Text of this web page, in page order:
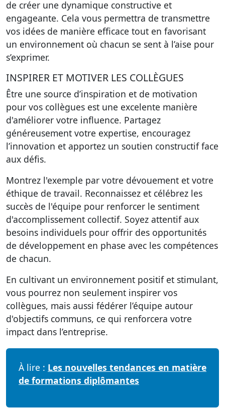
de créer une dynamique constructive et
engageante. Cela vous permettra de transmettre
vos idées de manière efficace tout en favorisant
un environnement où chacun se sent à l’aise pour
s’exprimer.
INSPIRER ET MOTIVER LES COLLÈGUES
Être une source d’inspiration et de motivation
pour vos collègues est une excelente manière
d'améliorer votre influence. Partagez
généreusement votre expertise, encouragez
l’innovation et apportez un soutien constructif face
aux défis.
Montrez l'exemple par votre dévouement et votre
éthique de travail. Reconnaissez et célébrez les
succès de l'équipe pour renforcer le sentiment
d'accomplissement collectif. Soyez attentif aux
besoins individuels pour offrir des opportunités
de développement en phase avec les compétences
de chacun.
En cultivant un environnement positif et stimulant,
vous pourrez non seulement inspirer vos
collègues, mais aussi fédérer l’équipe autour
d'objectifs communs, ce qui renforcera votre
impact dans l’entreprise.
À lire : Les nouvelles tendances en matière
de formations diplômantes